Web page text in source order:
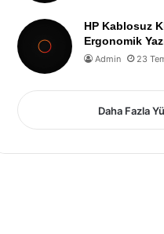
HP Kablosuz
Ergonomik
Admin 23
Daha Fazla